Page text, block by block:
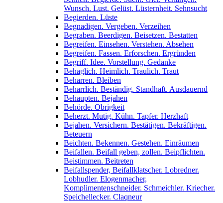
Wunsch. Lust. Gelüst. Lüsternheit. Sehnsucht
Begierden. Lüste
Begnadigen. Vergeben. Verzeihen
Begraben. Beerdigen. Beisetzen. Bestatten
Begreifen. Einsehen. Verstehen. Absehen
Begreifen. Fassen. Erforschen. Ergründen
Begriff. Idee. Vorstellung. Gedanke
Behaglich. Heimlich. Traulich. Traut
Beharren. Bleiben
Beharrlich. Beständig. Standhaft. Ausdauernd
Behaupten. Bejahen
Behörde. Obrigkeit
Beherzt. Mutig. Kühn. Tapfer. Herzhaft
Bejahen. Versichern. Bestätigen. Bekräftigen.
Beteuern
Beichten. Bekennen. Gestehen. Einräumen
Beifallen. Beifall geben, zollen. Beipflichten.
Beistimmen. Beitreten
Beifallspender, Beifallklatscher. Lobredner.
Lobhudler. Elogenmacher,
Komplimentenschneider. Schmeichler. Kriecher.
Speichellecker. Claqneur